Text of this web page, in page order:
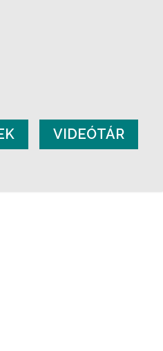
VIDEÓTÁR